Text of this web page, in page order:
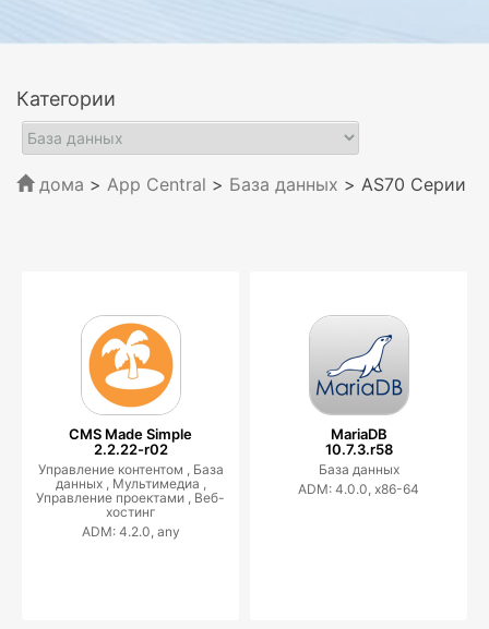
Категории
дома > App Central > База данных > AS70 Серии
CMS Made Simple
2.2.22-r02
Управление контентом , База
данных , Мультимедиа ,
Управление проектами , Веб-
хостинг
ADM: 4.2.0, any
MariaDB
10.7.3.r58
База данных
ADM: 4.0.0, x86-64